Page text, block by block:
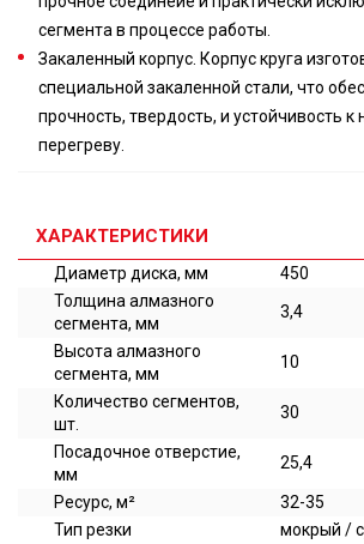
сегмента в процессе работы.
Закаленный корпус. Корпус круга
специальной закаленной стали, что
прочность, твердость, и устойчивость к
перегреву.
ХАРАКТЕРИСТИКИ
Диаметр диска, мм
450
Толщина алмазного
сегмента, мм
3,4
Высота алмазного
сегмента, мм
10
Количество сегментов,
шт.
30
Посадочное отверстие,
мм
25,4
Ресурс, м²
32-35
Тип резки
мокрый /